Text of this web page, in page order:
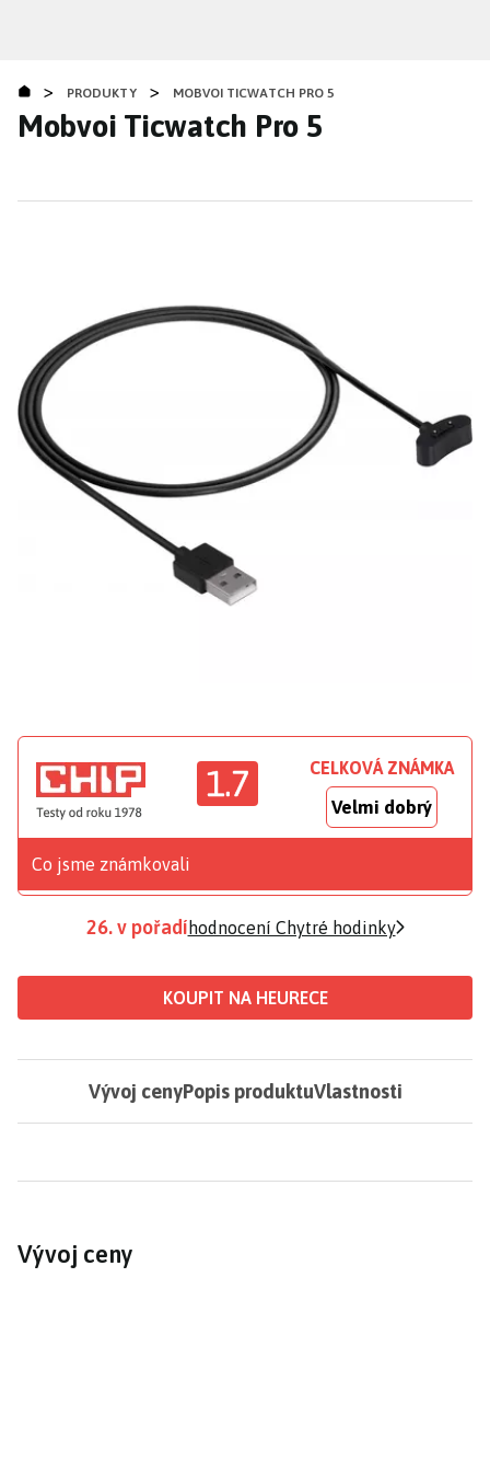
obsahu
> PRODUKTY > MOBVOI TICWATCH PRO 5
Mobvoi Ticwatch Pro 5
1.7 CELKOVÁ ZNÁMKA
Velmi dobrý
Co jsme známkovali
26. v pořadí hodnocení Chytré hodinky
KOUPIT NA HEURECE
Vývoj cenyPopis produktuVlastnosti
Vývoj ceny